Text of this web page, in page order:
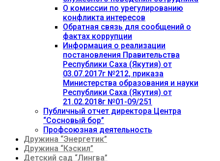
О комиссии по урегулированию
конфликта интересов
Обратная связь для сообщений о
фактах коррупции
Информация о реализации
постановления Правительства
Республики Саха (Якутия) от
03.07.2017г №212, приказа
Министерства образования и науки
Республики Саха (Якутия) от
21.02.2018г №01-09/251
Публичный отчет директора Центра
“Сосновый бор”
Профсоюзная деятельность
Дружина “Энергетик”
Дружина “Кэскил”
Детский сад “Лингва”